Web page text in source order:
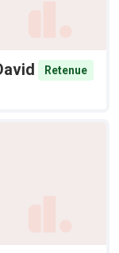
Retenue